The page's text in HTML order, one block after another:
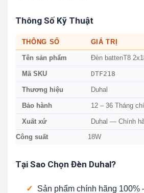
Thông Số Kỹ Thuật
THÔNG SỐ GIÁ TRỊ
Tên sản phẩm Đèn battenT8
Mã SKU DTF218
Thương hiệu Duhal
Bảo hành 12 – 36 Tháng
Xuất xứ Duhal — Chính
Công suất 18W
Tại Sao Chọn Đèn Duhal?
✓ Sản phẩm chính hãng